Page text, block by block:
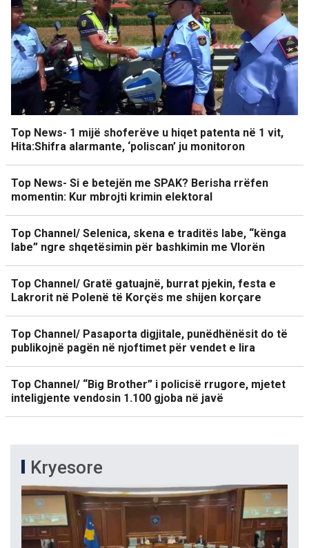
Top News- 1 mijë shoferëve u hiqet patenta në 1 vit,
Hita:Shifra alarmante, ‘poliscan’ ju monitoron
Top News- Si e betejën me SPAK? Berisha rrëfen
momentin: Kur mbrojti krimin elektoral
Top Channel/ Selenica, skena e traditës labe, “kënga
labe” ngre shqetësimin për bashkimin me Vlorën
Top Channel/ Gratë gatuajnë, burrat pjekin, festa e
Lakrorit në Polenë të Korçës me shijen korçare
Top Channel/ Pasaporta digjitale, punëdhënësit do të
publikojnë pagën në njoftimet për vendet e lira
Top Channel/ “Big Brother” i policisë rrugore, mjetet
inteligjente vendosin 1.100 gjoba në javë
Kryesore